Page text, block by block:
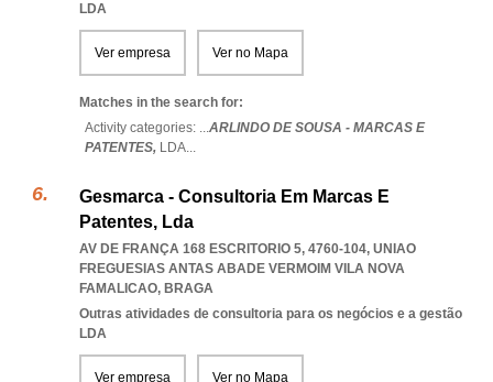
LDA
Ver empresa Ver no Mapa
Matches in the search for:
Activity categories: ...ARLINDO DE SOUSA - MARCAS E
PATENTES, LDA...
Gesmarca - Consultoria Em Marcas E
Patentes, Lda
AV DE FRANÇA 168 ESCRITORIO 5, 4760-104, UNIAO
FREGUESIAS ANTAS ABADE VERMOIM VILA NOVA
FAMALICAO, BRAGA
Outras atividades de consultoria para os negócios e a gestão
LDA
Ver empresa Ver no Mapa